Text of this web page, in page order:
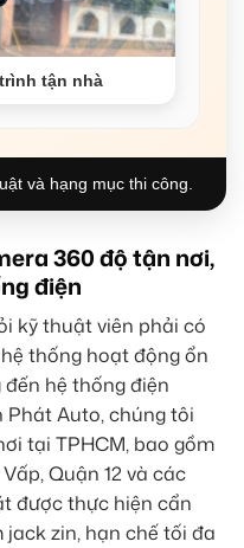
tận nhà
và hạng mục thi công.
360 độ tận nơi,
điện
kỹ thuật viên phải có
thống hoạt động ổn
hệ thống điện
Phát Auto, chúng tôi
tại TPHCM, bao gồm
Quận 12 và các
được thực hiện cẩn
zin, hạn chế tối đa